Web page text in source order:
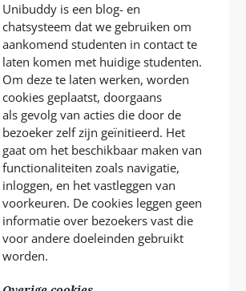
Unibuddy is een blog- en
chatsysteem dat we gebruiken om
aankomend studenten in contact te
laten komen met huidige studenten.
Om deze te laten werken, worden
cookies geplaatst, doorgaans
als gevolg van acties die door de
bezoeker zelf zijn geïnitieerd. Het
gaat om het beschikbaar maken van
functionaliteiten zoals navigatie,
inloggen, en het vastleggen van
voorkeuren. De cookies leggen geen
informatie over bezoekers vast die
voor andere doeleinden gebruikt
worden.